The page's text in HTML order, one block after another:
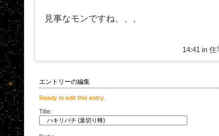
見事なモンですね、、、
14:41 in 住
エントリーの編集
Ready to edit this entry.
Title: